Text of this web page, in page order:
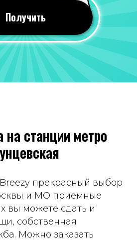
оперативно почистили
понравилось, со всеми
персонал, часто к
хорошо. Цены
Рекомендую
Получить
на станции метро
прекрасный выбор
и МО приемные
вы можете сдать и
собственная
Можно заказать